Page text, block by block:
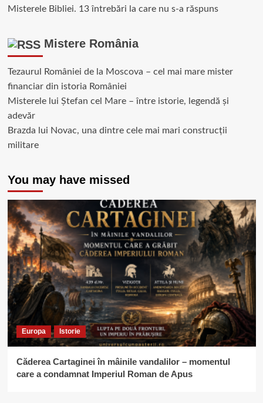
Misterele Bibliei. 13 întrebări la care nu s-a răspuns
Mistere România
Tezaurul României de la Moscova – cel mai mare mister
financiar din istoria României
Misterele lui Ștefan cel Mare – între istorie, legendă și
adevăr
Brazda lui Novac, una dintre cele mai mari construcții
militare
You may have missed
Europa Istorie
Căderea Cartaginei în mâinile vandalilor – momentul
care a condamnat Imperiul Roman de Apus